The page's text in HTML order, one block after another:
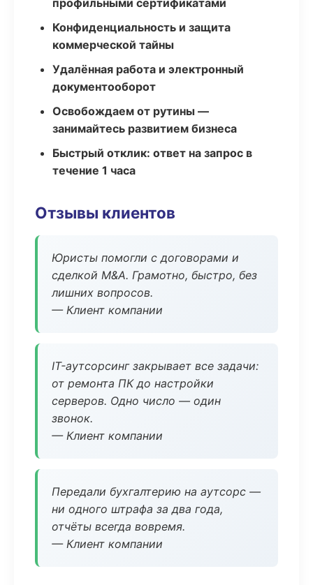
профильными сертификатами
Конфиденциальность и защита
коммерческой тайны
Удалённая работа и электронный
документооборот
Освобождаем от рутины —
занимайтесь развитием бизнеса
Быстрый отклик: ответ на запрос в
течение 1 часа
Отзывы клиентов
Юристы помогли с договорами и
сделкой M&A. Грамотно, быстро, без
лишних вопросов.
— Клиент компании
IT-аутсорсинг закрывает все задачи:
от ремонта ПК до настройки
серверов. Одно число — один
звонок.
— Клиент компании
Передали бухгалтерию на аутсорс —
ни одного штрафа за два года,
отчёты всегда вовремя.
— Клиент компании